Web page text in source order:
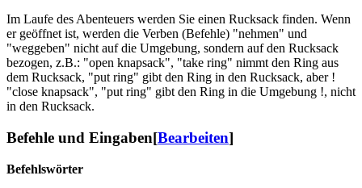
Im Laufe des Abenteuers werden Sie einen Rucksack finden. Wenn
er geöffnet ist, werden die Verben (Befehle) "nehmen" und
"weggeben" nicht auf die Umgebung, sondern auf den Rucksack
bezogen, z.B.: "open knapsack", "take ring" nimmt den Ring aus
dem Rucksack, "put ring" gibt den Ring in den Rucksack, aber !
"close knapsack", "put ring" gibt den Ring in die Umgebung !, nicht
in den Rucksack.
Befehle und Eingaben[Bearbeiten]
Befehlswörter